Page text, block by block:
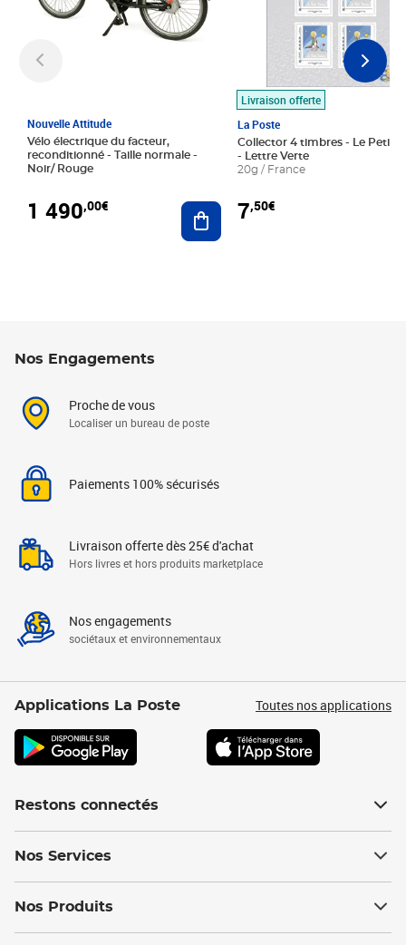
Nouvelle Attitude
Vélo électrique du facteur,
reconditionné - Taille normale -
Noir/ Rouge
1 490,00€ Ajouter au panier
Livraison offerte
La Poste
Collector 4 timbres - Le Petit
- Lettre Verte
20g / France
7,50€
Nos Engagements
Proche de vous
Localiser un bureau de poste
Paiements 100% sécurisés
Livraison offerte dès 25€ d'achat
Hors livres et hors produits marketplace
Nos engagements
sociétaux et environnementaux
Applications La Poste Toutes nos applications
Restons connectés
Nos Services
Nos Produits